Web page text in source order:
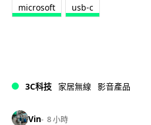
microsoft usb-c
3C科技 家居無線 影音產品
Vin 8 小時